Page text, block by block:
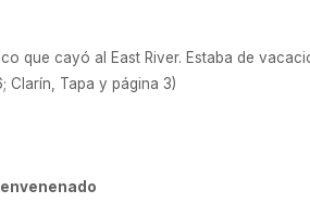
que cayó al East River. Estaba de
Clarín, Tapa y página 3)